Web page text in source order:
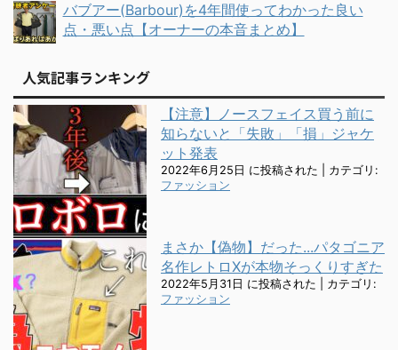
バブアー(Barbour)を4年間使ってわかった良い
点・悪い点【オーナーの本音まとめ】
人気記事ランキング
【注意】ノースフェイス買う前に
知らないと「失敗」「損」ジャケ
ット発表
2022年6月25日 に投稿された
カテゴリ:
ファッション
まさか【偽物】だった...パタゴニア
名作レトロXが本物そっくりすぎた
2022年5月31日 に投稿された
カテゴリ:
ファッション